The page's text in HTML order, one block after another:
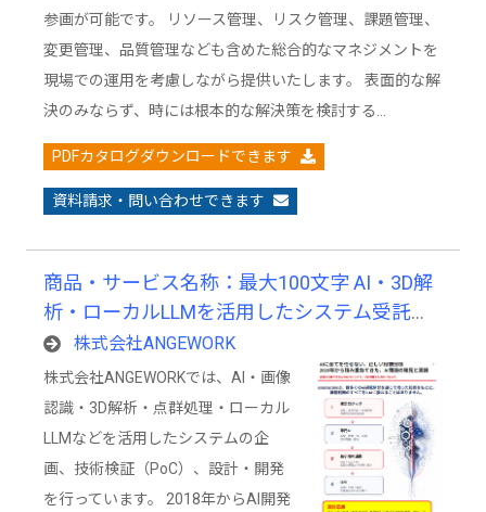
参画が可能です。 リソース管理、リスク管理、課題管理、
変更管理、品質管理なども含めた総合的なマネジメントを
現場での運用を考慮しながら提供いたします。 表面的な解
決のみならず、時には根本的な解決策を検討する…
PDFカタログダウンロードできます
資料請求・問い合わせできます
商品・サービス名称：最大100文字 AI・3D解
析・ローカルLLMを活用したシステム受託開
発サービス
株式会社ANGEWORK
株式会社ANGEWORKでは、AI・画像
認識・3D解析・点群処理・ローカル
LLMなどを活用したシステムの企
画、技術検証（PoC）、設計・開発
を行っています。 2018年からAI開発